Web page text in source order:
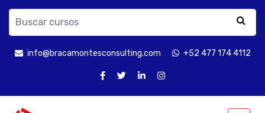
info@bracamontesconsulting.com +52 477 174 4112